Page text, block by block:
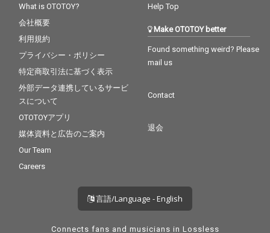
What is OTOTOY?
会社概要
利用規約
プライバシー・ポリシー
特定商取引法に基づく表示
外部データ連携しているサービ
スについて
OTOTOYアプリ
媒体資料と広告のご案内
Our Team
Careers
Help Top
Make OTOTOY better
Found something weird? Please
mail us
Contact
退会
言語/Language - English
Connects fans and musicians in Lossless